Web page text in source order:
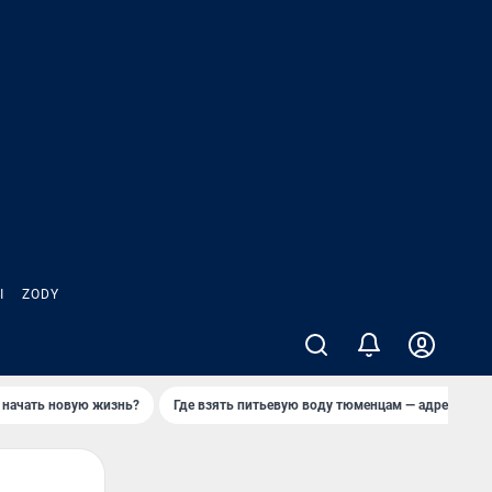
ZODY
начать новую жизнь? Где взять питьевую воду тюменцам — адреса